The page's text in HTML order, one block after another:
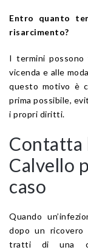
Entro quanto
risarcimento?
I termini possono
vicenda e alle
questo motivo è
prima possibile,
i propri diritti.
Contatta
Calvello
caso
Quando
dopo un ricovero
tratti di una